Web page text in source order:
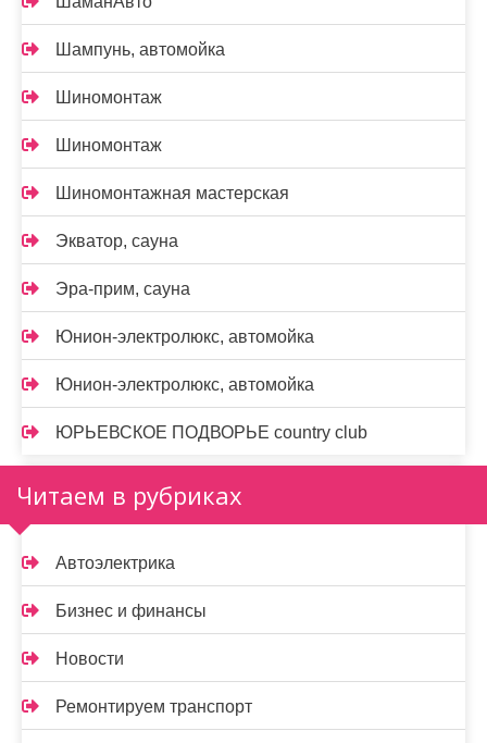
Шампунь, автомойка
Шиномонтаж
Шиномонтаж
Шиномонтажная мастерская
Экватор, сауна
Эра-прим, сауна
Юнион-электролюкс, автомойка
Юнион-электролюкс, автомойка
ЮРЬЕВСКОЕ ПОДВОРЬЕ country club
Читаем в рубриках
Автоэлектрика
Бизнес и финансы
Новости
Ремонтируем транспорт